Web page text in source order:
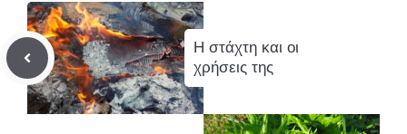
Η στάχτη και οι
χρήσεις της